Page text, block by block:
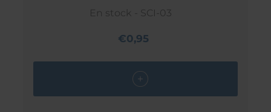
En stock - SCI-03
€0,95